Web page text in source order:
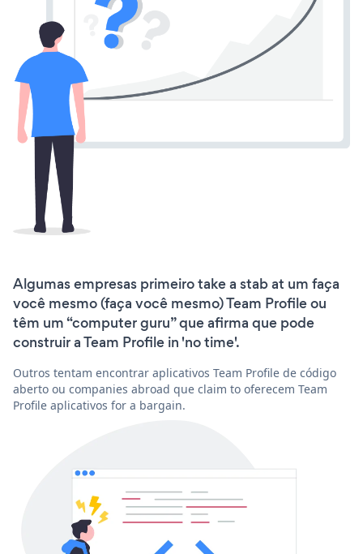
Algumas empresas primeiro take a stab at um faça
você mesmo (faça você mesmo) Team Profile ou
têm um “computer guru” que afirma que pode
construir a Team Profile in 'no time'.
Outros tentam encontrar aplicativos Team Profile de código
aberto ou companies abroad que claim to oferecem Team
Profile aplicativos for a bargain.